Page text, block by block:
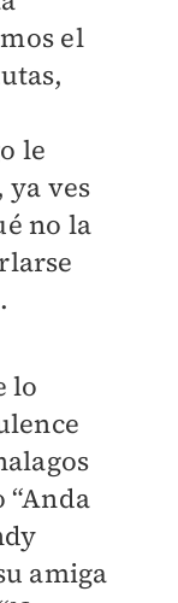
el
le
ya ves
no la
lo
amiga